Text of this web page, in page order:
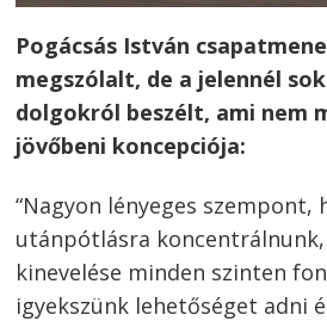
Pogácsás István
megszólalt, de a jelennél
dolgokról beszélt, ami nem
jövőbeni koncepciója:
“Nagyon lényeges szempont,
utánpótlásra
kinevelése minden szinten
igyekszünk lehetőséget adni